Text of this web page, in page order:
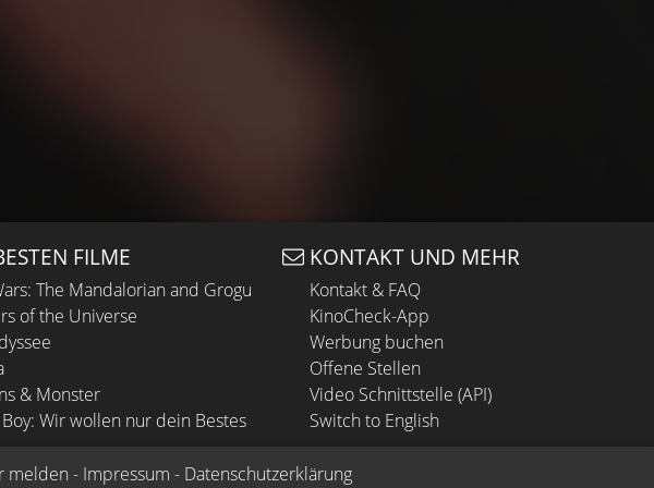
FILME
The Mandalorian and Grogu
of the Universe
& Monster
Wir wollen nur dein Bestes
KONTAKT UND MEHR
Kontakt & FAQ
KinoCheck-App
Werbung buchen
Offene Stellen
Video Schnittstelle (API)
Switch to English
melden - Impressum - Datenschutzerklärung